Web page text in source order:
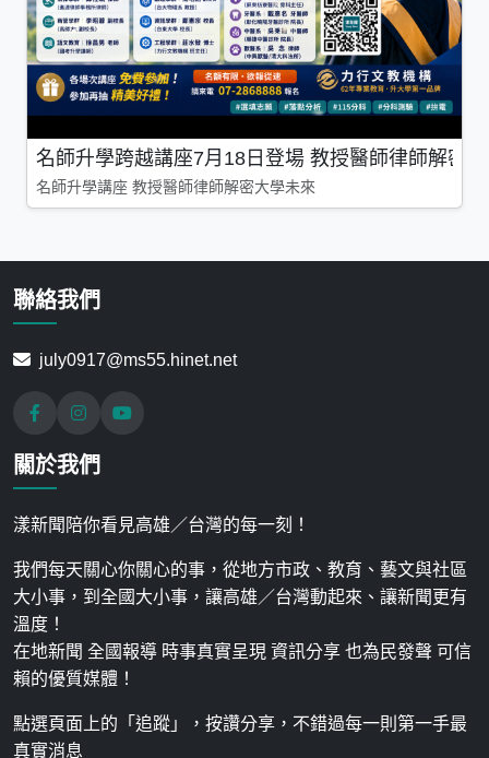
名師升學跨越講座7月18日登場 教授醫師律師解密
名師升學講座 教授醫師律師解密大學未來
聯絡我們
july0917@ms55.hinet.net
關於我們
漾新聞陪你看見高雄／台灣的每一刻！
我們每天關心你關心的事，從地方市政、教育、藝文與社區
大小事，到全國大小事，讓高雄／台灣動起來、讓新聞更有
溫度！
在地新聞 全國報導 時事真實呈現 資訊分享 也為民發聲 可信
賴的優質媒體！
點選頁面上的「追蹤」，按讚分享，不錯過每一則第一手最
真實消息